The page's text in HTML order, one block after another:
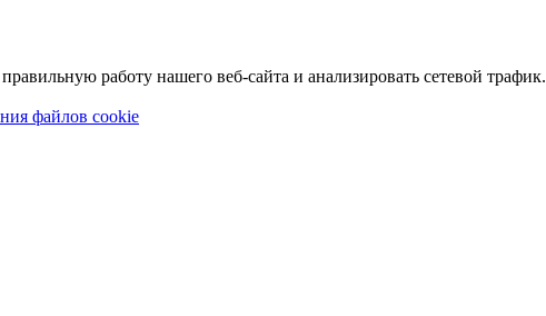
работу нашего веб-сайта и анализировать сетевой трафик.
файлов cookie